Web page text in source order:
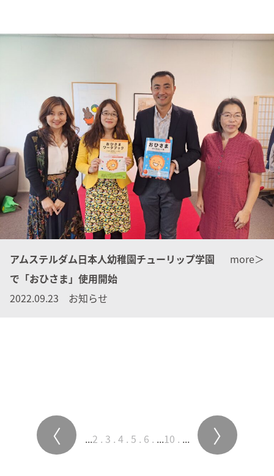
アムステルダム日本人幼稚園チューリップ学園
で「おひさま」使用開始
2022.09.23 お知らせ
more＞
〈 ...2 3 4 5 6 ...10 ... 〉